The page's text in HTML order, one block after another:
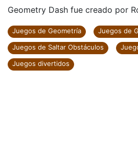
Geometry Dash fue creado por
Juegos de Geometría
Juegos de
Juegos de Saltar Obstáculos
Juegos divertidos